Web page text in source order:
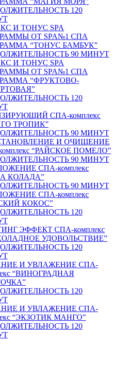
120
И ТОНУС SPA
ОТ SPA№1 СПА
“ТОНУС БАМБУК”
90 МИНУТ
И ТОНУС SPA
ОТ SPA№1 СПА
“ФРУКТОВО-
120
СПА-комплекс
ТРОПИК”
90 МИНУТ
И ОЧИЩЕНИЕ
“РАЙСКОЕ ПОМЕЛО”
90 МИНУТ
СПА-комплекс
КОЛАДА”
90 МИНУТ
СПА-комплекс
КОКОС”
120
ЭФФЕКТ СПА-комплекс
УДОВОЛЬСТВИЕ”
120
И УВЛАЖЕНИЕ СПА-
“ВИНОГРАДНАЯ
120
И УВЛАЖЕНИЕ СПА-
“ЭКЗОТИК МАНГО”
120